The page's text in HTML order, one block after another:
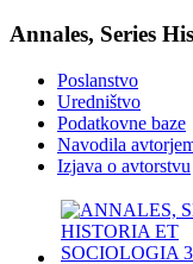
Annales, Series
Poslanstvo
Uredništvo
Podatkovne baze
Navodila
Izjava o avtorstvu